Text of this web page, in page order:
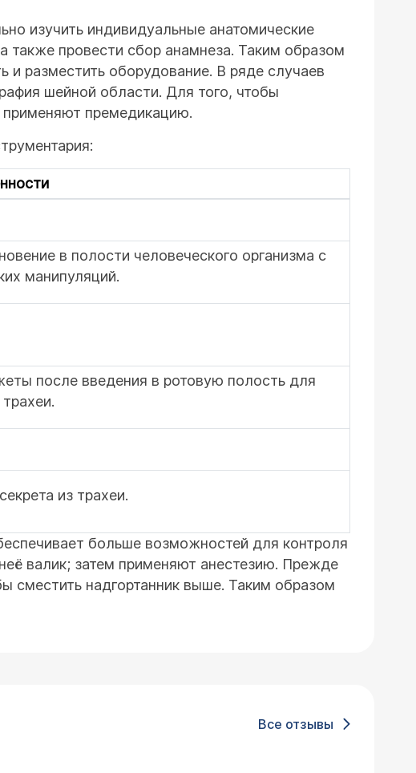
изучить индивидуальные анатомические
также провести сбор анамнеза. Таким образом
разместить оборудование. В ряде случаев
шейной области. Для того, чтобы
применяют премедикацию.
в полости человеческого организма с
манипуляций.
после введения в ротовую полость для
из трахеи.
больше возможностей для контроля
валик; затем применяют анестезию. Прежде
сместить надгортанник выше. Таким образом
Все отзывы